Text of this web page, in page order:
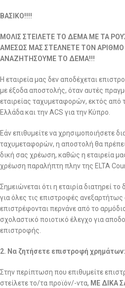
ΒΑΣΙΚΟ!!!!
ΜΟΛΙΣ ΣΤΕΙΛΕΤΕ ΤΟ ΔΕΜΑ ΜΕ ΤΑ
ΑΜΕΣΩΣ ΜΑΣ ΣΤΕΛΝΕΤΕ ΤΟΝ ΑΡΙΘΜΟ
ΑΝΑΖΗΤΗΣΟΥΜΕ ΤΟ ΔΕΜΑ!!!
Η εταιρεία μας δεν αποδέχεται
με έξοδα αποστολής, όταν αυτές
εταιρείας ταχυμεταφορών, εκτός από
Ελλάδα και την ACS για την Κύπρο.
Εάν επιθυμείτε να χρησιμοποιήσετε
ταχυμεταφορών, η αποστολή θα
δική σας χρέωση, καθώς η εταιρεία
χρέωση παραλήπτη πλην της ELTA
Σημειώνεται ότι η εταιρία διατηρεί
για όλες τις επιστροφές ανεξαρτήτως
επιστρέφονται περνάνε από το
σχολαστικό ποιοτικό έλεγχο για
επιστροφής.
2. Να ζητήσετε επιστροφή
Στην περίπτωση που επιθυμείτε
στείλετε το/τα προϊόν/-ντα, ΜΕ ΔΙΚΑ